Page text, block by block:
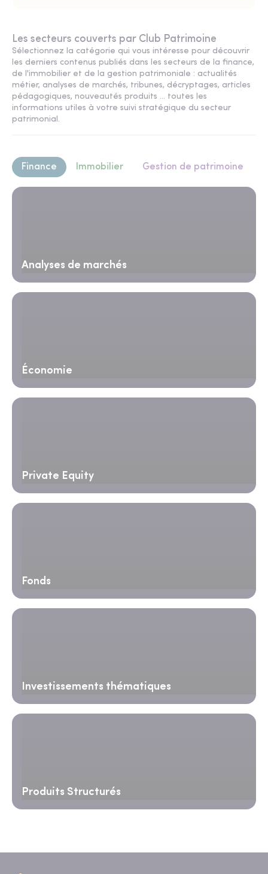
Les secteurs couverts par Club Patrimoine
Sélectionnez la catégorie qui vous intéresse pour découvrir
les derniers contenus publiés dans les secteurs de la finance,
de l'immobilier et de la gestion patrimoniale : actualités
métier, analyses de marchés, tribunes, décryptages, articles
pédagogiques, nouveautés produits ... toutes les
informations utiles à votre suivi stratégique du secteur
patrimonial.
Finance Immobilier Gestion de patrimoine
Analyses de marchés
Économie
Private Equity
Fonds
Investissements thématiques
Produits Structurés